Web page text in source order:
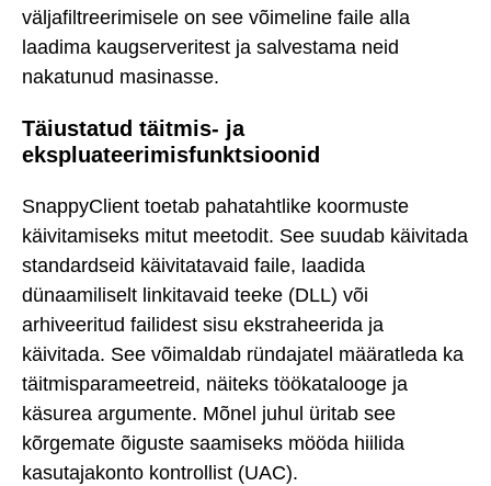
väljafiltreerimisele on see võimeline faile alla
laadima kaugserveritest ja salvestama neid
nakatunud masinasse.
Täiustatud täitmis- ja
ekspluateerimisfunktsioonid
SnappyClient toetab pahatahtlike koormuste
käivitamiseks mitut meetodit. See suudab käivitada
standardseid käivitatavaid faile, laadida
dünaamiliselt linkitavaid teeke (DLL) või
arhiveeritud failidest sisu ekstraheerida ja
käivitada. See võimaldab ründajatel määratleda ka
täitmisparameetreid, näiteks töökatalooge ja
käsurea argumente. Mõnel juhul üritab see
kõrgemate õiguste saamiseks mööda hiilida
kasutajakonto kontrollist (UAC).